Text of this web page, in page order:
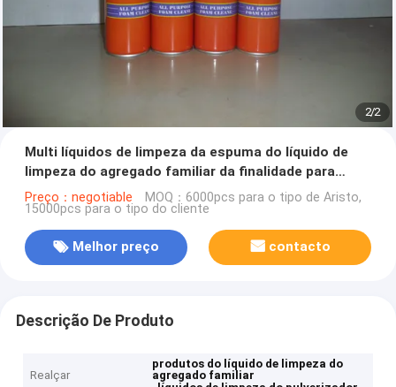
2/2
Multi líquidos de limpeza da espuma do líquido de
limpeza do agregado familiar da finalidade para
produtos de limpeza da sala da casa
Preço：negotiable MOQ：6000pcs para o tipo de Aristo,
15000pcs para o tipo do cliente
Melhor preço contacto
Descrição De Produto
Realçar
produtos do líquido de limpeza do
agregado familiar